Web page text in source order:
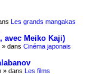
Les grands mangakas
avec Meiko Kaji)
» dans Cinéma japonais
» dans Les films